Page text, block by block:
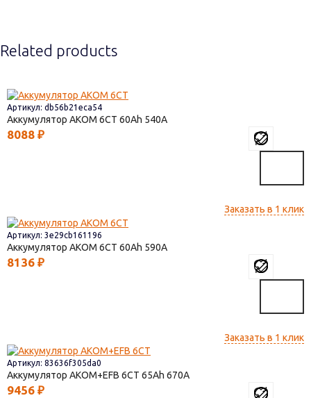
Related products
Артикул: db56b21eca54
Аккумулятор AКОМ 6СТ 60 540
8088 ₽
Заказать в 1 клик
Артикул: 3e29cb161196
Аккумулятор AКОМ 6СТ 60 590
8136 ₽
Заказать в 1 клик
Артикул: 83636f305da0
Аккумулятор AKOM+EFB 6СТ 65 670
9456 ₽